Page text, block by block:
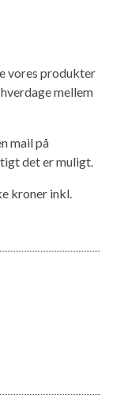
vores produkter
mellem
mail på
det er muligt.
kroner inkl.